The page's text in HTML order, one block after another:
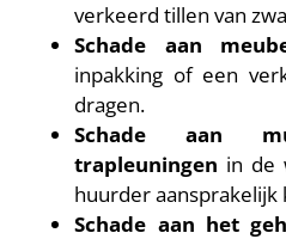
verkeerd tillen van
Schade aan
inpakking of een
dragen.
Schade aan
trapleuningen in de
huurder aansprakelijk
Schade aan het